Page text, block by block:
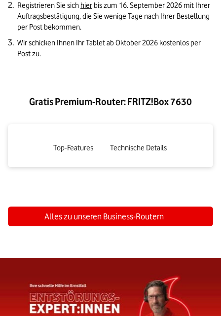
Registrieren Sie sich hier bis zum 16. September 2026 mit Ihrer
Auftragsbestätigung, die Sie wenige Tage nach Ihrer Bestellung
per Post bekommen.
Wir schicken Ihnen Ihr Tablet ab Oktober 2026 kostenlos per
Post zu.
Gratis Premium-Router: FRITZ!Box 7630
NaN
von
0
Top-Features
NaN
von
0
Technische Details
Alles zu unseren Business-Routern